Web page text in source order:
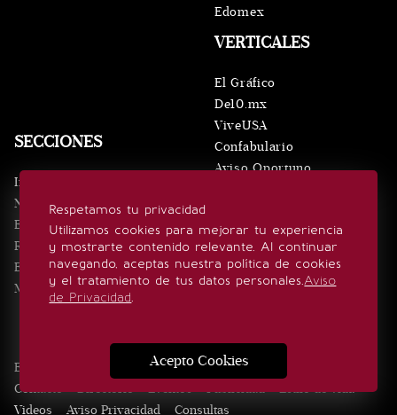
Respetamos tu privacidad
Utilizamos cookies para mejorar tu experiencia
y mostrarte contenido relevante. Al continuar
navegando, aceptas nuestra política de cookies
y el tratamiento de tus datos personales.Aviso
de Privacidad.
Acepto Cookies
SECCIONES
Inicio
Noticias
Eventos
Realeza
Estilo de vida
Minuto x Minuto
VERTICALES
El Gráfico
De10.mx
ViveUSA
Confabulario
Aviso Oportuno
Edomex
SÍGUENOS
Edición Impresa Noticias Quiénes somos
Contacto
Directorio Eventos Publicidad
Estilo de vida
Videos
Aviso Privacidad Consultas